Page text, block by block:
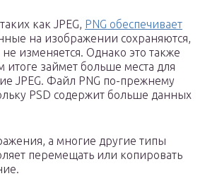
как JPEG, PNG обеспечивает
на изображении сохраняются,
изменяется. Однако это также
займет больше места для
JPEG. Файл PNG по-прежнему
PSD содержит больше данных
а многие другие типы
перемещать или копировать